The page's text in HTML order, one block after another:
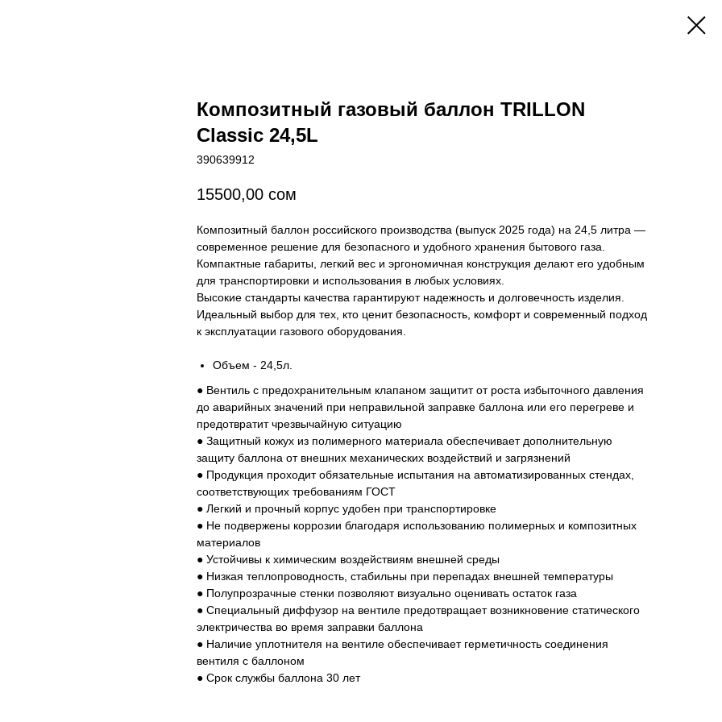
Композитный газовый баллон TRILLON
Classic 24,5L
390639912
15500,00 сом
Композитный баллон российского производства (выпуск 2025 года) на 24,5 литра —
современное решение для безопасного и удобного хранения бытового газа.
Компактные габариты, легкий вес и эргономичная конструкция делают его удобным
для транспортировки и использования в любых условиях.
Высокие стандарты качества гарантируют надежность и долговечность изделия.
Идеальный выбор для тех, кто ценит безопасность, комфорт и современный подход
к эксплуатации газового оборудования.
Объем - 24,5л.
● Вентиль с предохранительным клапаном защитит от роста избыточного давления
до аварийных значений при неправильной заправке баллона или его перегреве и
предотвратит чрезвычайную ситуацию
● Защитный кожух из полимерного материала обеспечивает дополнительную
защиту баллона от внешних механических воздействий и загрязнений
● Продукция проходит обязательные испытания на автоматизированных стендах,
соответствующих требованиям ГОСТ
● Легкий и прочный корпус удобен при транспортировке
● Не подвержены коррозии благодаря использованию полимерных и композитных
материалов
● Устойчивы к химическим воздействиям внешней среды
● Низкая теплопроводность, стабильны при перепадах внешней температуры
● Полупрозрачные стенки позволяют визуально оценивать остаток газа
● Специальный диффузор на вентиле предотвращает возникновение статического
электричества во время заправки баллона
● Наличие уплотнителя на вентиле обеспечивает герметичность соединения
вентиля с баллоном
● Срок службы баллона 30 лет